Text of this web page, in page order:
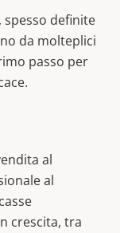
spesso definite
da molteplici
passo per
al
al
crescita, tra